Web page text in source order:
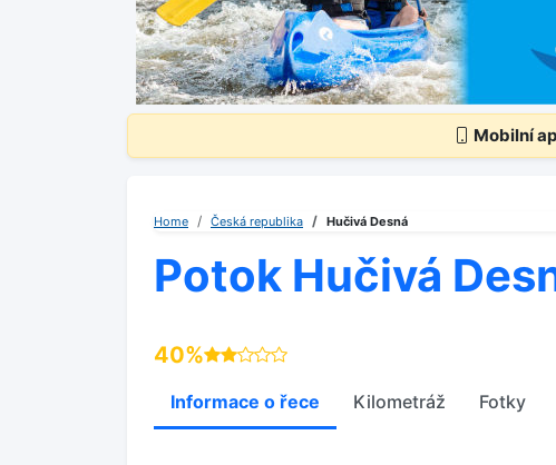
Mobilní
Home Česká republika Hučivá Desná
Potok Hučivá
40%
Informace o řece Kilometráž Fotky